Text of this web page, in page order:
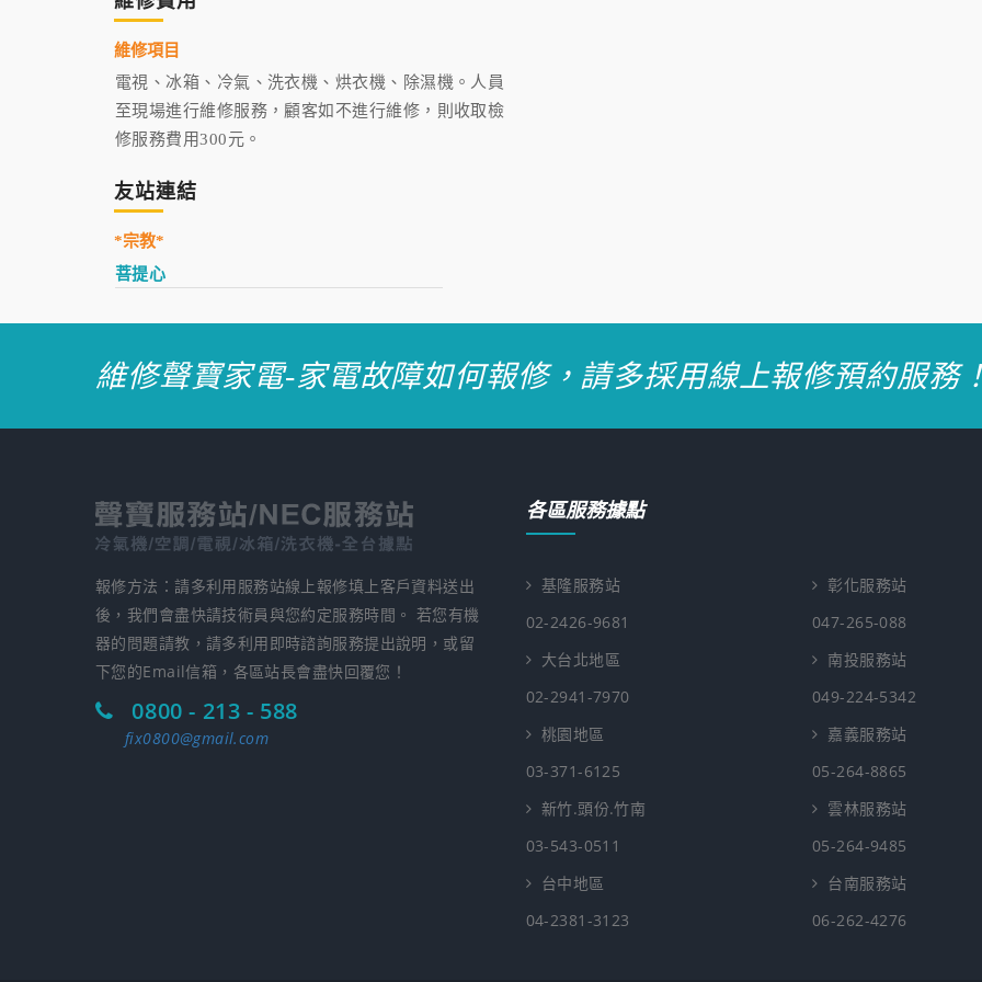
維修項目
電視、冰箱、冷氣、洗衣機、烘衣機、除濕機。人員
至現場進行維修服務，顧客如不進行維修，則收取檢
修服務費用300元。
友站連結
*宗教*
菩提心
維修聲寶家電-家電故障如何報修，請多採用線上報修預約服務！
報修方法：請多利用服務站線上報修填上客戶資料送出
後，我們會盡快請技術員與您約定服務時間。 若您有機
器的問題請教，請多利用即時諮詢服務提出說明，或留
下您的Email信箱，各區站長會盡快回覆您！
0800 - 213 - 588
fix0800@gmail.com
各區服務據點
基隆服務站
02-2426-9681
大台北地區
02-2941-7970
桃園地區
03-371-6125
新竹.頭份.竹南
03-543-0511
台中地區
04-2381-3123
彰化服務站
047-265-088
南投服務站
049-224-5342
嘉義服務站
05-264-8865
雲林服務站
05-264-9485
台南服務站
06-262-4276